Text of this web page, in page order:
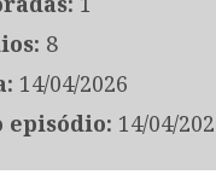
8
14/04/2026
14/04/